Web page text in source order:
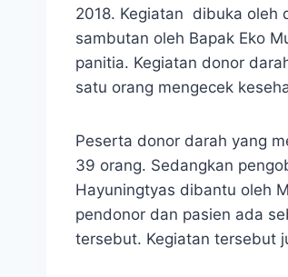
2018. Kegiatan dibuka oleh
sambutan oleh Bapak Eko
panitia. Kegiatan donor
satu orang mengecek
Peserta donor darah yang
39 orang. Sedangkan
Hayuningtyas dibantu oleh
pendonor dan pasien ada
tersebut. Kegiatan tersebut